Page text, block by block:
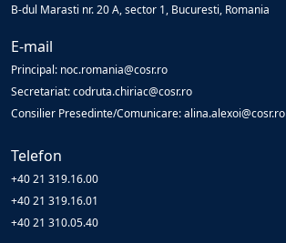
B-dul Marasti nr. 20 A, sector 1, Bucuresti, Romania
E-mail
Principal: noc.romania@cosr.ro
Secretariat: codruta.chiriac@cosr.ro
Consilier Presedinte/Comunicare: alina.alexoi@cosr.ro
Telefon
+40 21 319.16.00
+40 21 319.16.01
+40 21 310.05.40